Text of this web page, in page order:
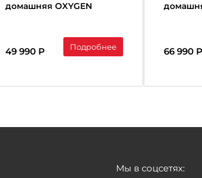
домашняя OXYGEN
49 990 Р Подробнее 66 990 Р
Мы в соцсетях: